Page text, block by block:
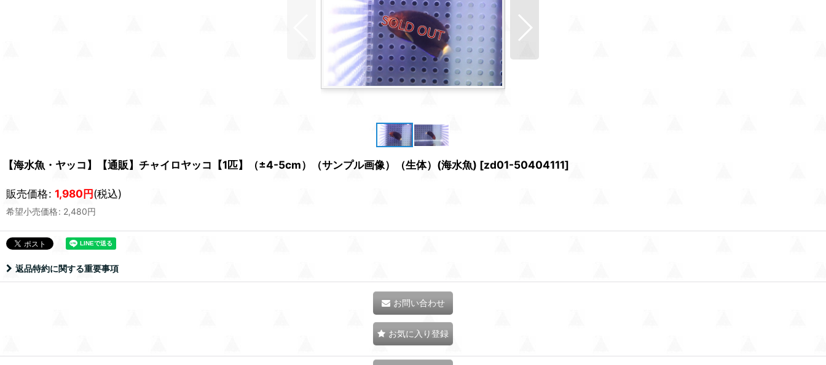
【海水魚・ヤッコ】【通販】チャイロヤッコ【1匹】（±4-5cm）（サンプル画像）（生体）(海水魚) [zd01-50404111]
販売価格: 1,980円(税込)
希望小売価格: 2,480円
返品特約に関する重要事項
お問い合わせ
お気に入り登録